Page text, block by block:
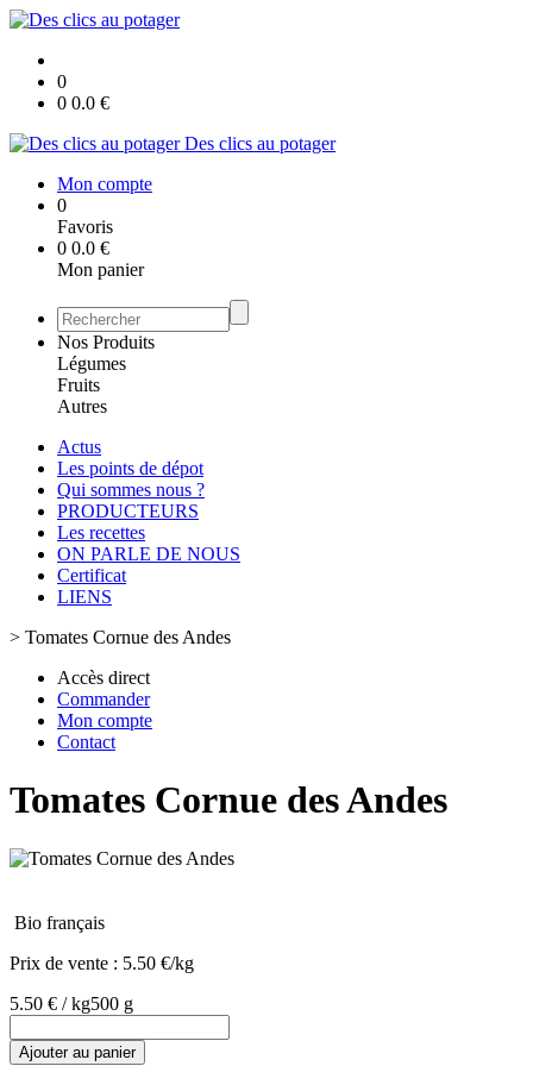
0
0 0.0 €
Des clics au potager
Mon compte
0
Favoris
0 0.0 €
Mon panier
Nos Produits
Légumes
Fruits
Autres
Actus
Les points de dépot
Qui sommes nous ?
PRODUCTEURS
Les recettes
ON PARLE DE NOUS
Certificat
LIENS
> Tomates Cornue des Andes
Accès direct
Commander
Mon compte
Contact
Tomates Cornue des Andes
Bio français
Prix de vente : 5.50 €/kg
5.50 € / kg500 g
Ajouter au panier